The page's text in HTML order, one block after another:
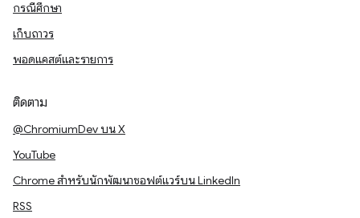
กรณีศึกษา
เก็บถาวร
พอดแคสต์และรายการ
ติดตาม
@ChromiumDev บน X
YouTube
Chrome สำหรับนักพัฒนาซอฟต์แวร์บน LinkedIn
RSS